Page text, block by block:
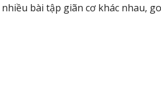
bài tập giãn cơ khác nhau,